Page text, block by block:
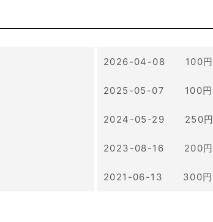
2026-04-08 100円
2025-05-07 100円
2024-05-29 250円
2023-08-16 200円
2021-06-13 300円